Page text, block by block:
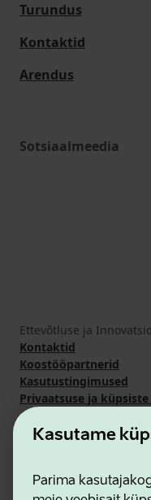
Kasutame
Parima
Turundus
Kontaktid
Arendus
Sotsiaalmeedia
Ettevõtluse ja
Kontaktid
Koostööpartnerid
Kasutustingimused
Privaatsuse ja